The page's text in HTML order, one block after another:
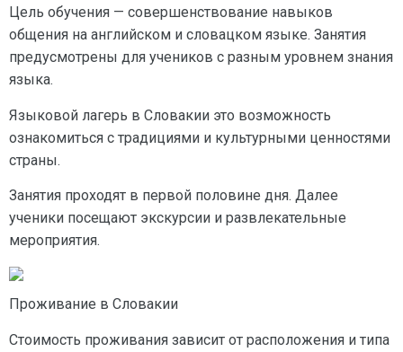
Цель обучения — совершенствование навыков
общения на английском и словацком языке. Занятия
предусмотрены для учеников с разным уровнем знания
языка.
Языковой лагерь в Словакии это возможность
ознакомиться с традициями и культурными ценностями
страны.
Занятия проходят в первой половине дня. Далее
ученики посещают экскурсии и развлекательные
мероприятия.
Проживание в Словакии
Стоимость проживания зависит от расположения и типа